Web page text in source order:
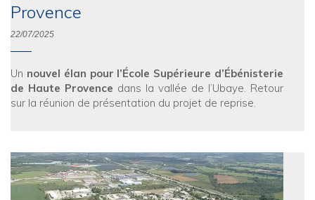
Provence
22/07/2025
Un nouvel élan pour l’École Supérieure d’Ébénisterie
de Haute Provence dans la vallée de l’Ubaye. Retour
sur la réunion de présentation du projet de reprise.